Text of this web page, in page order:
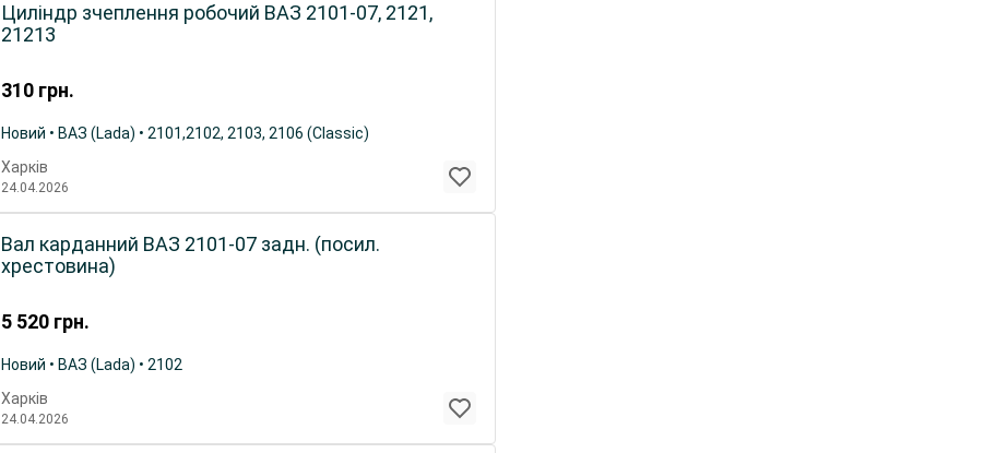
310 грн.
Циліндр зчеплення робочий ВАЗ 2101-07, 2121,
21213
Новий • ВАЗ (Lada) • 2101,2102, 2103, 2106 (Classic)
Харків
24.04.2026
5 520 грн.
Вал карданний ВАЗ 2101-07 задн. (посил.
хрестовина)
Новий • ВАЗ (Lada) • 2102
Харків
24.04.2026